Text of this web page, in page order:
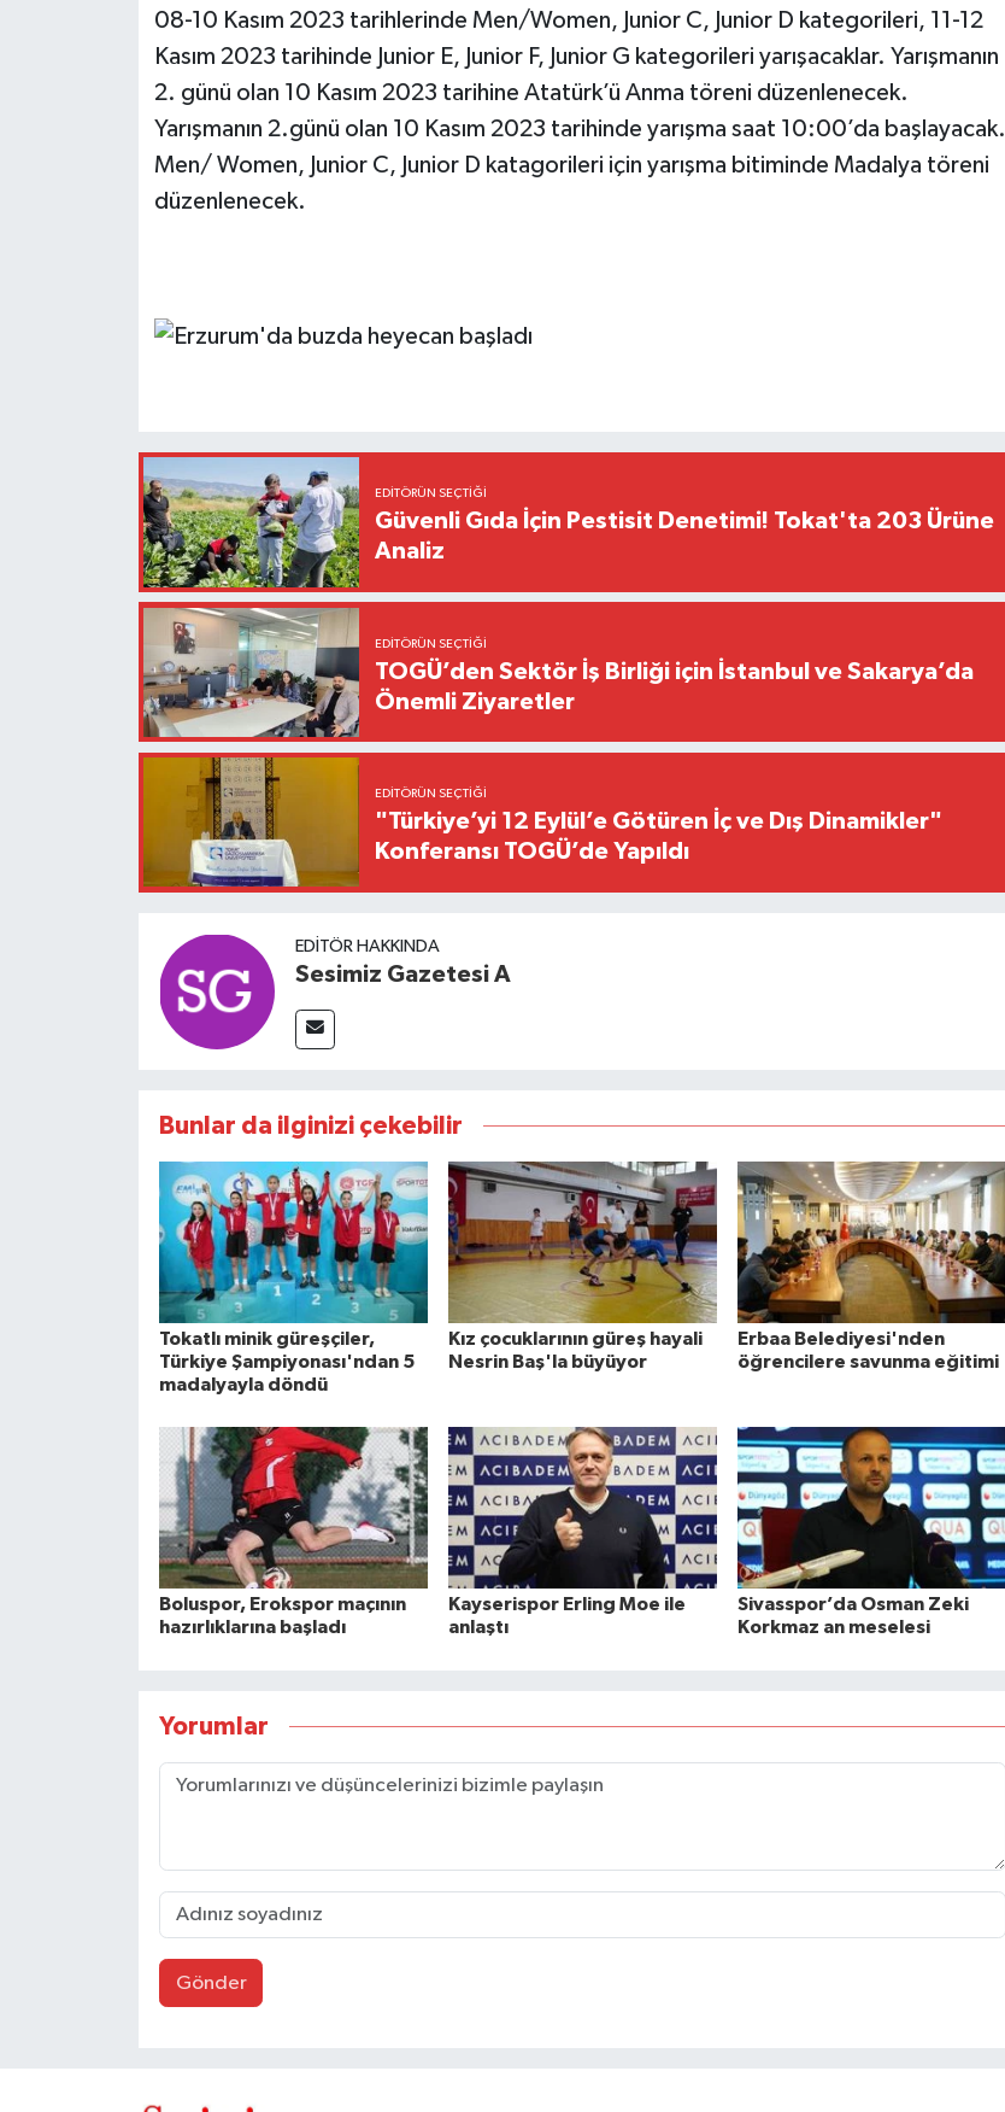
08-10 Kasım 2023 tarihlerinde Men/Women, Junior C, Junior D kategorileri, 11-12
Kasım 2023 tarihinde Junior E, Junior F, Junior G kategorileri yarışacaklar. Yarışmanın
2. günü olan 10 Kasım 2023 tarihine Atatürk’ü Anma töreni düzenlenecek.
Yarışmanın 2.günü olan 10 Kasım 2023 tarihinde yarışma saat 10:00’da başlayacak.
Men/ Women, Junior C, Junior D katagorileri için yarışma bitiminde Madalya töreni
düzenlenecek.
EDITÖRÜN SEÇTIĞI
Güvenli Gıda İçin Pestisit Denetimi! Tokat'ta 203 Ürüne
Analiz
EDITÖRÜN SEÇTIĞI
TOGÜ’den Sektör İş Birliği için İstanbul ve Sakarya’da
Önemli Ziyaretler
EDITÖRÜN SEÇTIĞI
"Türkiye’yi 12 Eylül’e Götüren İç ve Dış Dinamikler"
Konferansı TOGÜ’de Yapıldı
EDITÖR HAKKINDA
Sesimiz Gazetesi A
Bunlar da ilginizi çekebilir
Tokatlı minik güreşçiler,
Türkiye Şampiyonası'ndan 5
madalyayla döndü
Kız çocuklarının güreş hayali
Nesrin Baş'la büyüyor
Erbaa Belediyesi'nden
öğrencilere savunma eğitimi
Boluspor, Erokspor maçının
hazırlıklarına başladı
Kayserispor Erling Moe ile
anlaştı
Sivasspor’da Osman Zeki
Korkmaz an meselesi
Yorumlar
Gönder